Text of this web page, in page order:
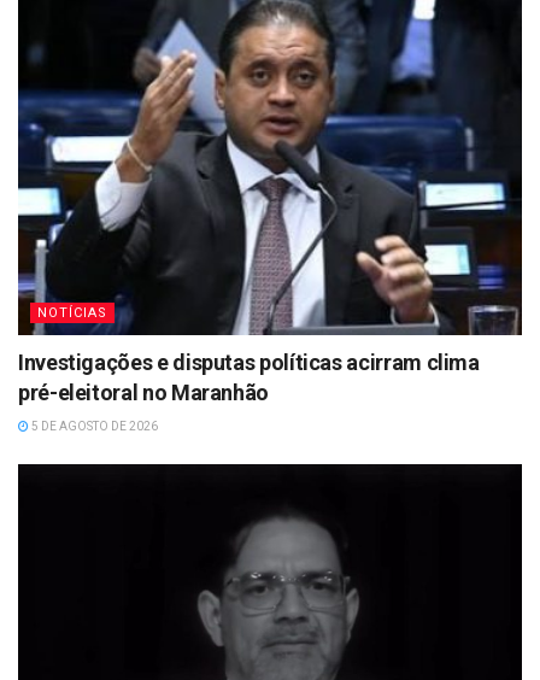
NOTÍCIAS
Investigações e disputas políticas acirram clima
pré-eleitoral no Maranhão
5 DE AGOSTO DE 2026